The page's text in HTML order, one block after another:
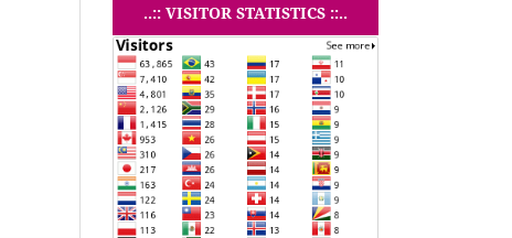
..:: VISITOR STATISTICS ::..